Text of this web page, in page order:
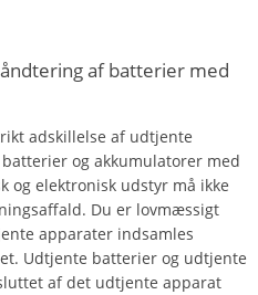
af batterier med
adskillelse af udtjente
og akkumulatorer med
elektronisk udstyr må ikke
Du er lovmæssigt
apparater indsamles
Udtjente batterier og udtjente
af det udtjente apparat